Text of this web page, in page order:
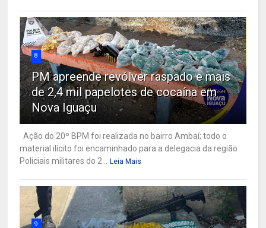
8
PM apreende revólver raspado e mais
de 2,4 mil papelotes de cocaína em
Nova Iguaçu
Ação do 20º BPM foi realizada no bairro Ambaí; todo o
material ilícito foi encaminhado para a delegacia da região
Policiais militares do 2...
Leia Mais
9